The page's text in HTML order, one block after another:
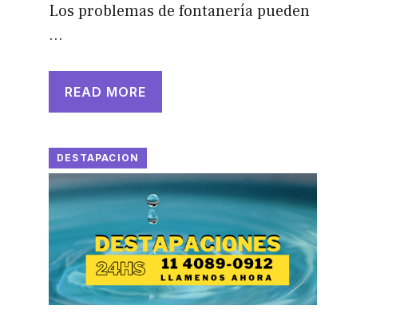
Los problemas de fontanería pueden
…
READ MORE
DESTAPACION